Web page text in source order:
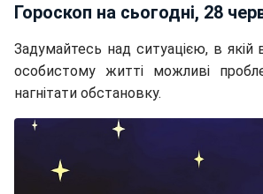
Гороскоп на сьогодні, 28
Задумайтесь над ситуацією, в якій
особистому житті можливі
нагнітати обстановку.